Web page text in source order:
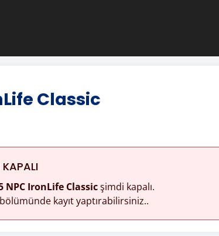
Classic
NPC IronLife Classicşimdi kapalı.
kayıt yaptırabilirsiniz..